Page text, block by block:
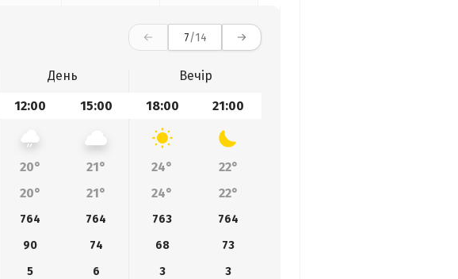
7/14
День
Вечір
12:00 15:00 18:00 21:00
20° 21° 24°
22°
20° 21° 24° 22°
764 764 763
764
90 74 68
73
5 6 3
3